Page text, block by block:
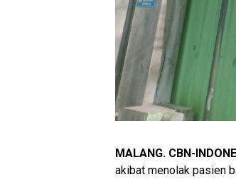
MALANG. CBN-
akibat menolak pasien